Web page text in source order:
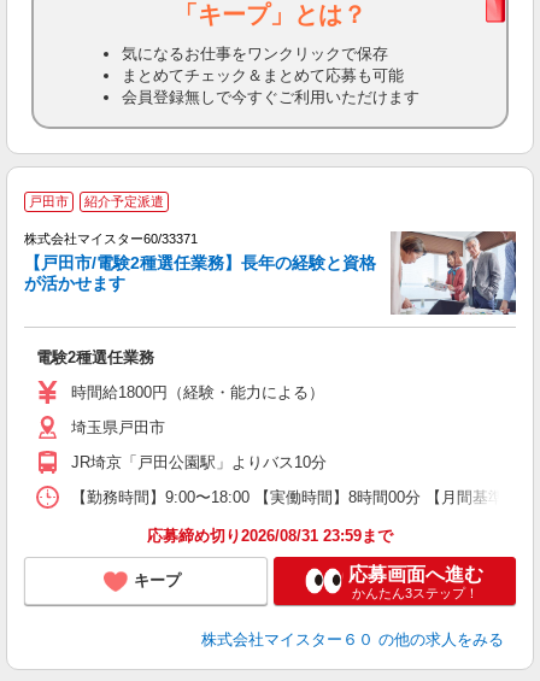
「キープ」とは？
気になるお仕事をワンクリックで保存
まとめてチェック＆まとめて応募も可能
会員登録無しで今すぐご利用いただけます
戸田市 紹介予定派遣
株式会社マイスター60/33371
【戸田市/電験2種選任業務】長年の経験と資格
が活かせます
電験2種選任業務
時間給1800円（経験・能力による）
埼玉県戸田市
JR埼京「戸田公園駅」よりバス10分
【勤務時間】9:00〜18:00 【実働時間】8時間00分 【月間基準労
応募締め切り2026/08/31 23:59まで
キープ 応募画面へ進む
かんたん3ステップ！
株式会社マイスター６０ の他の求人をみる